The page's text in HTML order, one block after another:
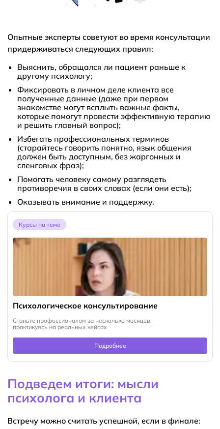
Опытные эксперты советуют во время консультации
придерживаться следующих правил:
Выяснить, обращался ли пациент раньше к
другому психологу;
Фиксировать в личном деле клиента все
полученные данные (даже при первом
знакомстве могут всплыть важные факты,
которые помогут провести эффективную терапию
и решить главный вопрос);
Избегать профессиональных терминов
(старайтесь говорить понятно, язык общения
должен быть доступным, без жаргонных и
сленговых фраз);
Помогать человеку самому разглядеть
противоречия в своих словах (если они есть);
Оказывать внимание и поддержку.
Курсы по теме
Психологическое консультирование
Станьте профессионалом за несколько месяцев,
практикуясь на реальных кейсах
Подробнее
Подведем итоги: мысли
психолога и клиента
Встречу можно считать успешной, если в финале: